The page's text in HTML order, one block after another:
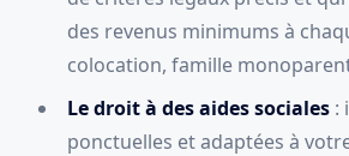
des revenus minimums à
colocation, famille
Le droit à des aides sociales :
ponctuelles et adaptées à